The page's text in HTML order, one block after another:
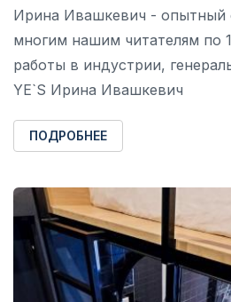
Ирина Ивашкевич - опытный
многим нашим читателям по
работы в индустрии,
YE`S Ирина Ивашкевич
ПОДРОБНЕЕ